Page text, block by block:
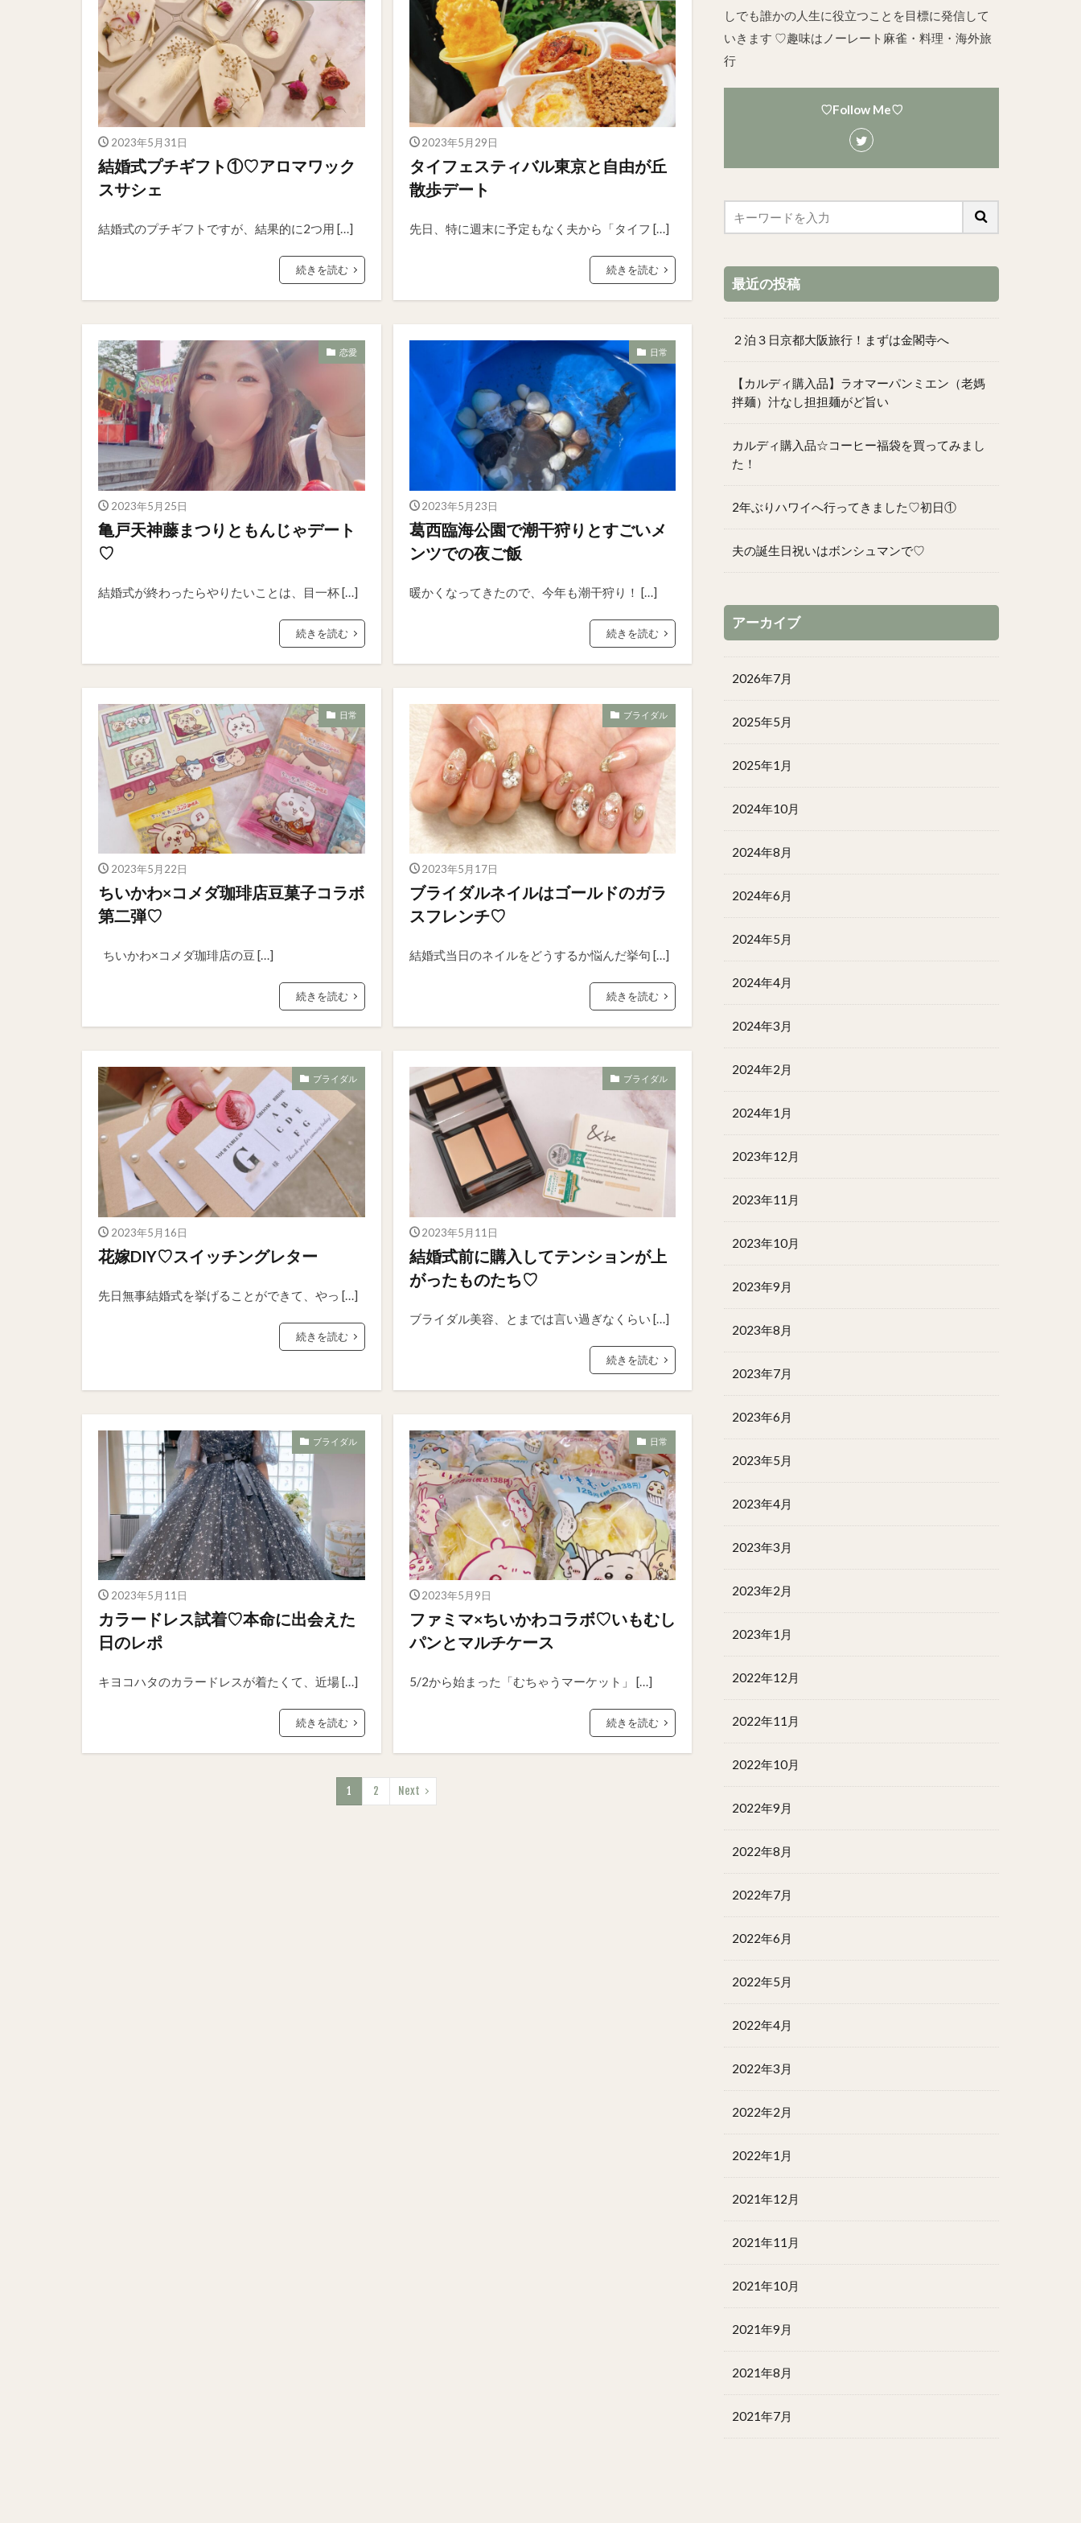
2023年5月31日
結婚式プチギフト①♡アロマワック
スサシェ
結婚式のプチギフトですが、結果的に2つ用 […]
続きを読む
2023年5月29日
タイフェスティバル東京と自由が丘
散歩デート
先日、特に週末に予定もなく夫から「タイフ […]
続きを読む
恋愛
2023年5月25日
亀戸天神藤まつりともんじゃデート
♡
結婚式が終わったらやりたいことは、目一杯 […]
続きを読む
日常
2023年5月23日
葛西臨海公園で潮干狩りとすごいメ
ンツでの夜ご飯
暖かくなってきたので、今年も潮干狩り！ […]
続きを読む
日常
2023年5月22日
ちいかわ×コメダ珈琲店豆菓子コラボ
第二弾♡
ちいかわ×コメダ珈琲店の豆 […]
続きを読む
ブライダル
2023年5月17日
ブライダルネイルはゴールドのガラ
スフレンチ♡
結婚式当日のネイルをどうするか悩んだ挙句 […]
続きを読む
ブライダル
2023年5月16日
花嫁DIY♡スイッチングレター
先日無事結婚式を挙げることができて、やっ […]
続きを読む
ブライダル
2023年5月11日
結婚式前に購入してテンションが上
がったものたち♡
ブライダル美容、とまでは言い過ぎなくらい […]
続きを読む
ブライダル
2023年5月11日
カラードレス試着♡本命に出会えた
日のレポ
キヨコハタのカラードレスが着たくて、近場 […]
続きを読む
日常
2023年5月9日
ファミマ×ちいかわコラボ♡いもむし
パンとマルチケース
5/2から始まった「むちゃうマーケット」 […]
続きを読む
1 2 Next
しでも誰かの人生に役立つことを目標に発信して
いきます ♡趣味はノーレート麻雀・料理・海外旅
行
♡Follow Me♡
最近の投稿
２泊３日京都大阪旅行！まずは金閣寺へ
【カルディ購入品】ラオマーパンミエン（老媽
拌麺）汁なし担担麺がど旨い
カルディ購入品☆コーヒー福袋を買ってみまし
た！
2年ぶりハワイへ行ってきました♡初日①
夫の誕生日祝いはボンシュマンで♡
アーカイブ
2026年7月
2025年5月
2025年1月
2024年10月
2024年8月
2024年6月
2024年5月
2024年4月
2024年3月
2024年2月
2024年1月
2023年12月
2023年11月
2023年10月
2023年9月
2023年8月
2023年7月
2023年6月
2023年5月
2023年4月
2023年3月
2023年2月
2023年1月
2022年12月
2022年11月
2022年10月
2022年9月
2022年8月
2022年7月
2022年6月
2022年5月
2022年4月
2022年3月
2022年2月
2022年1月
2021年12月
2021年11月
2021年10月
2021年9月
2021年8月
2021年7月